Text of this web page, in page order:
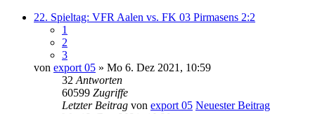
22. Spieltag: VFR Aalen vs. FK 03 Pirmasens 2:2
1
2
3
von export 05 » Mo 6. Dez 2021, 10:59
32 Antworten
60599 Zugriffe
Letzter Beitrag von export 05 Neuester Beitrag